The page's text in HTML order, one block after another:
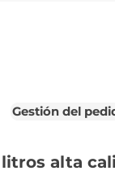
Gestión del
alta